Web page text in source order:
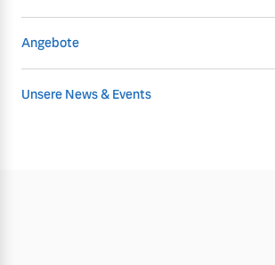
Angebote
Unsere News & Events